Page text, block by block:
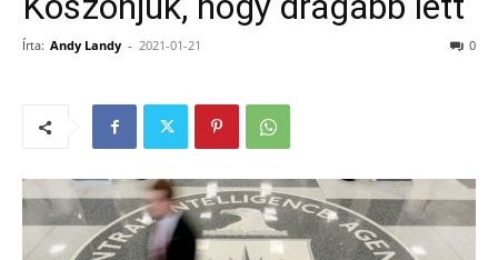
Írta: Andy Landy - 2021-01-21 0